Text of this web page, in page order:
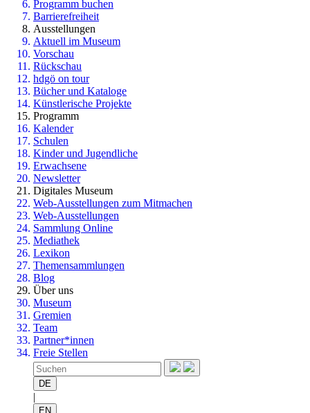
Programm buchen
Barrierefreiheit
Ausstellungen
Aktuell im Museum
Vorschau
Rückschau
hdgö on tour
Bücher und Kataloge
Künstlerische Projekte
Programm
Kalender
Schulen
Kinder und Jugendliche
Erwachsene
Newsletter
Digitales Museum
Web-Ausstellungen zum Mitmachen
Web-Ausstellungen
Sammlung Online
Mediathek
Lexikon
Themensammlungen
Blog
Über uns
Museum
Gremien
Team
Partner*innen
Freie Stellen
DE
|
EN